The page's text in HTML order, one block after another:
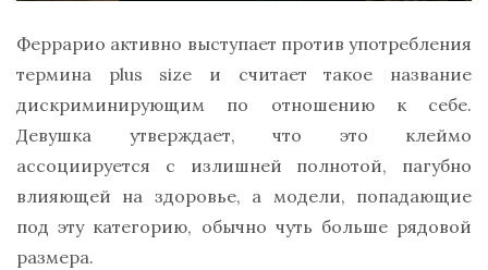
Феррарио активно выступает против употребления
термина plus size и считает такое название
дискриминирующим по отношению к себе.
Девушка утверждает, что это клеймо
ассоциируется с излишней полнотой, пагубно
влияющей на здоровье, а модели, попадающие
под эту категорию, обычно чуть больше рядовой
размера.